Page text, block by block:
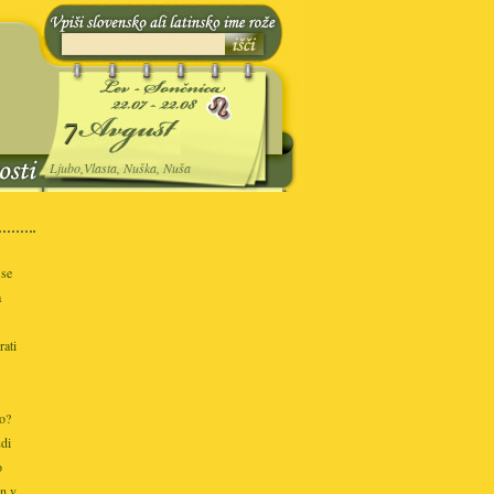
7
Ljubo,Vlasta, Nuška, Nuša